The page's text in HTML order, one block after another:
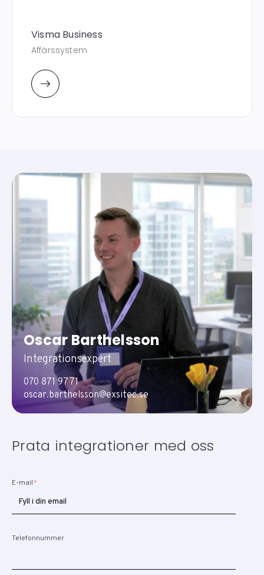
Visma Business
Affärssystem
Oscar Barthelsson
Integrationsexpert
070 871 97 71
oscar.barthelsson@exsitec.se
Prata integrationer med oss
E-mail*
Telefonnummer